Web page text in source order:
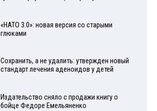
«НАТО 3.0»: новая версия со старыми
глюками
Сохранить, а не удалить: утвержден новый
стандарт лечения аденоидов у детей
Издательство сняло с продажи книгу о
бойце Федоре Емельяненко